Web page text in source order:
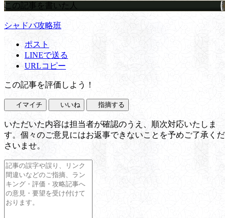
この記事を書いた人
シャドバ攻略班
ポスト
LINEで送る
URLコピー
この記事を評価しよう！
イマイチ いいね 指摘する
いただいた内容は担当者が確認のうえ、順次対応いたしま
す。個々のご意見にはお返事できないことを予めご了承くだ
さいませ。